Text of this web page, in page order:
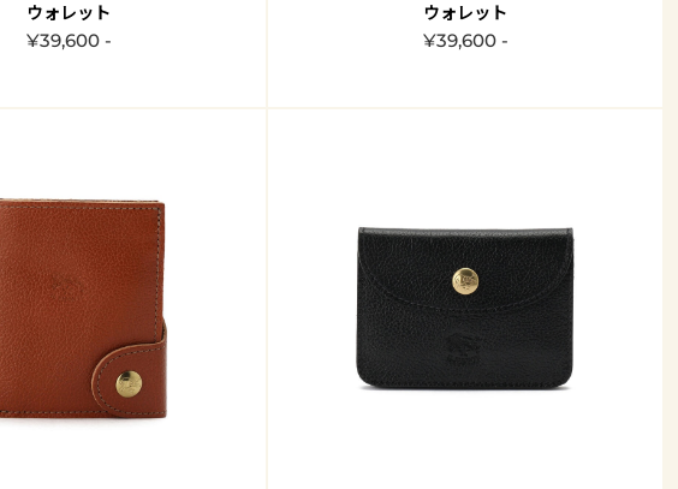
ウォレット
¥39,600 -
ウォレット
¥39,600 -